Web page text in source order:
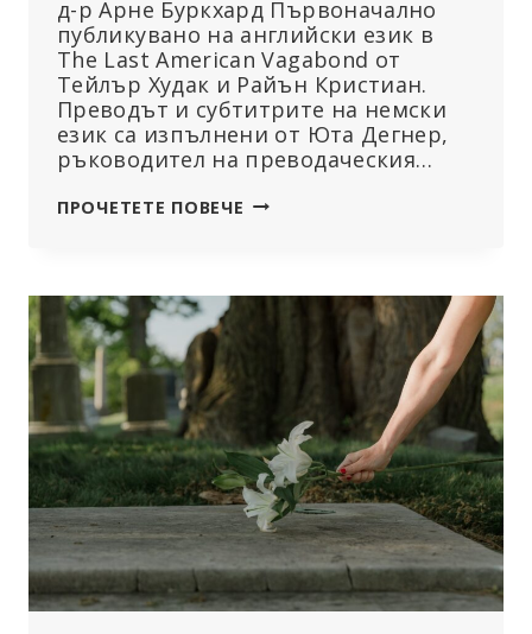
д-р Арне Буркхард Първоначално
публикувано на английски език в
The Last American Vagabond от
Тейлър Худак и Райън Кристиан.
Преводът и субтитрите на немски
език са изпълнени от Юта Дегнер,
ръководител на преводаческия…
ПРОЧЕТЕТЕ ПОВЕЧЕ ПОСЛЕДНО
РАЗКРИВАНЕ
СЕРИОЗНИТЕ
ОПАСНОСТИ
ОТ
МРНК
ВАКСИНИТЕ